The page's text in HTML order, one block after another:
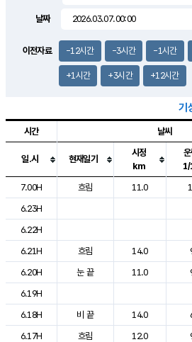
1.7m/s
날짜
이전자료 -12시간 -3시간 -1시간
+1시간 +3시간 +12시간
기
도시별 기상실황표로 지점, 날씨, 기온, 강
시간 날씨
일.시 현재일기
시정
km
1/
7.00H
흐림 11.0
6.23H
6.22H
6.21H
흐림 14.0
6.20H
눈 끝 11.0
6.19H
6.18H
비 끝 14.0
6.17H
흐림 12.0